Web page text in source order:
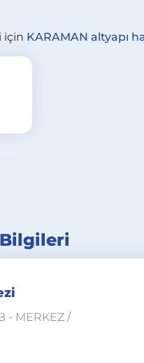
için KARAMAN altyapı
- MERKEZ /